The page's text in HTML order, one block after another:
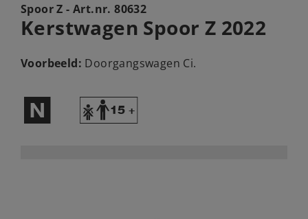
Spoor Z - Art.nr.80632
Kerstwagen Spoor Z 2022
Voorbeeld: Doorgangswagen Ci.
$ Y